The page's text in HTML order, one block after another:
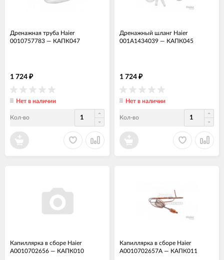
Дренажная труба Haier
0010757783 — КАПК047
1 724 ₽
Нет в наличии
Кол-во
Дренажный шланг Haier
001A1434039 — КАПК045
1 724 ₽
Нет в наличии
Кол-во
Капиллярка в сборе Haier
A0010702656 — КАПК010
Капиллярка в сборе Haier
A0010702657A — КАПК011